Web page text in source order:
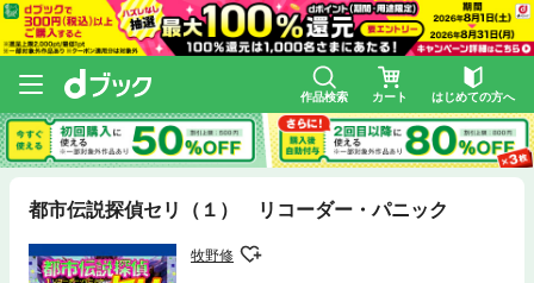
作品検索 カート はじめての方へ
都市伝説探偵セリ（１） リコーダー・パニック
牧野修